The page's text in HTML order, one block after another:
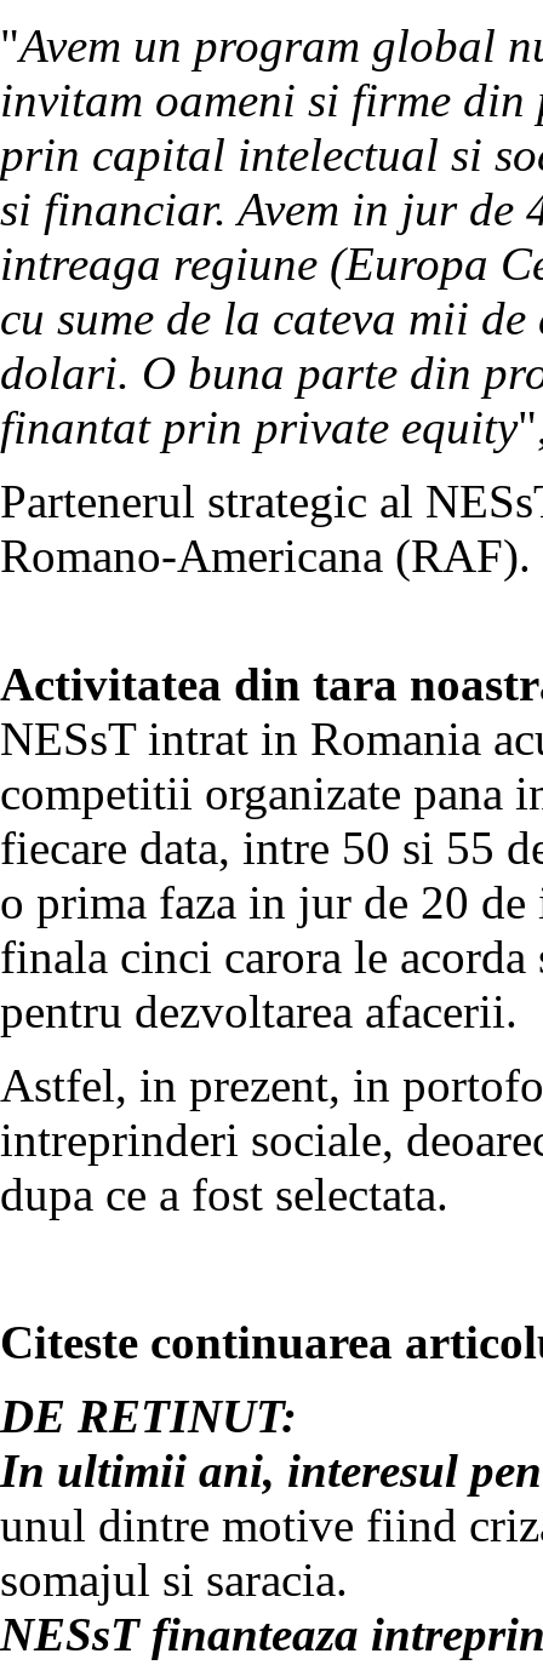
"Avem un program global
invitam oameni si firme din
prin capital intelectual si
si financiar. Avem in jur de
intreaga regiune (Europa
cu sume de la cateva mii
dolari. O buna parte din
finantat prin private equity
Partenerul strategic al
Romano-Americana (RAF).
Activitatea din tara
NESsT intrat in Romania
competitii organizate pana
fiecare data, intre 50 si 55
o prima faza in jur de 20
finala cinci carora le
pentru dezvoltarea afacerii.
Astfel, in prezent, in
intreprinderi sociale,
dupa ce a fost selectata.
Citeste continuarea
DE RETINUT:
In ultimii ani, interesul
unul dintre motive fiind
somajul si saracia.
NESsT finanteaza